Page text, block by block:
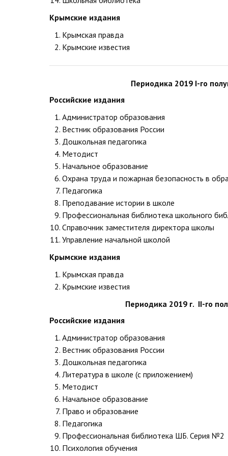
Крымские издания
Крымская правда
Крымские известия
Периодика 2019 I-го
Российские издания
Администратор образования
Вестник образования России
Дошкольная педагогика
Методист
Начальное образование
Охрана труда и пожарная безопасность в
Педагогика
Преподавание истории в школе
Профессиональная библиотека школьного
Справочник заместителя директора школы
Управление начальной школой
Крымские издания
Крымская правда
Крымские известия
Периодика 2019 г. II-го
Российские издания
Администратор образования
Вестник образования России
Дошкольная педагогика
Литература в школе (с приложением)
Методист
Начальное образование
Право и образование
Педагогика
Профессиональная библиотека ШБ. Серия №2
Психология обучения